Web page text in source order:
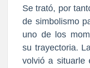
Se trató, por
de simbolismo
uno de los
su trayectoria.
volvió a situarle